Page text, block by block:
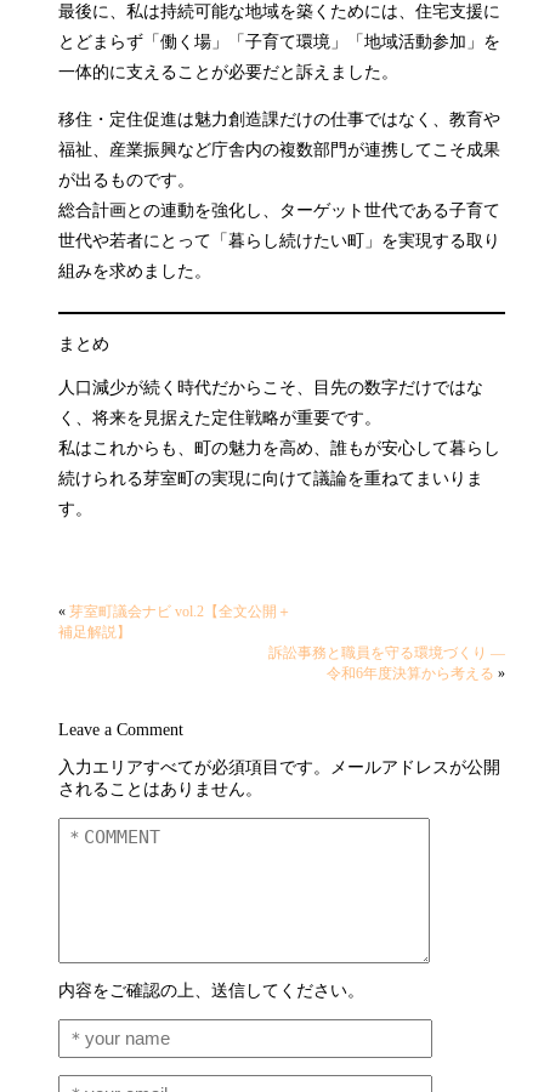
最後に、私は持続可能な地域を築くためには、住宅支援に
とどまらず「働く場」「子育て環境」「地域活動参加」を
一体的に支えることが必要だと訴えました。
移住・定住促進は魅力創造課だけの仕事ではなく、教育や
福祉、産業振興など庁舎内の複数部門が連携してこそ成果
が出るものです。
総合計画との連動を強化し、ターゲット世代である子育て
世代や若者にとって「暮らし続けたい町」を実現する取り
組みを求めました。
まとめ
人口減少が続く時代だからこそ、目先の数字だけではな
く、将来を見据えた定住戦略が重要です。
私はこれからも、町の魅力を高め、誰もが安心して暮らし
続けられる芽室町の実現に向けて議論を重ねてまいりま
す。
« 芽室町議会ナビ vol.2【全文公開＋
補足解説】
訴訟事務と職員を守る環境づくり ―
令和6年度決算から考える »
Leave a Comment
入力エリアすべてが必須項目です。メールアドレスが公開
されることはありません。
内容をご確認の上、送信してください。